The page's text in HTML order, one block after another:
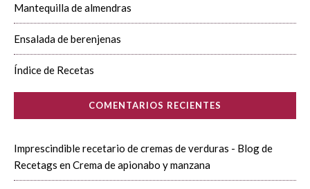
Mantequilla de almendras
Ensalada de berenjenas
Índice de Recetas
COMENTARIOS RECIENTES
Imprescindible recetario de cremas de verduras - Blog de
Recetags enCrema de apionabo y manzana